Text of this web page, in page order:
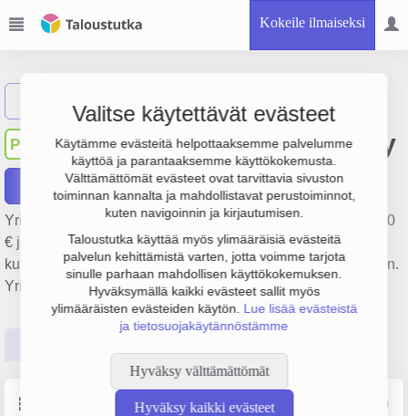
Kokeile ilmaiseksi
Valitse käytettävät evästeet
Käytämme evästeitä helpottaaksemme palvelumme
käyttöä ja parantaaksemme käyttökokemusta.
Välttämättömät evästeet ovat tarvittavia sivuston
toiminnan kannalta ja mahdollistavat perustoiminnot,
kuten navigoinnin ja kirjautumisen.
Taloustutka käyttää myös ylimääräisiä evästeitä
palvelun kehittämistä varten, jotta voimme tarjota
sinulle parhaan mahdollisen käyttökokemuksen.
Hyväksymällä kaikki evästeet sallit myös
ylimääräisten evästeiden käytön. Lue lisää evästeistä
ja tietosuojakäytännöstämme
Hyväksy välttämättömät
Hyväksy kaikki evästeet
PS Punkalaitumen Sanomat Oy
Raportit
Yrityksen Punkalaitumen Sanomat Oy liikevaihto on 329 000
€ ja tulos 4 000 €. Sen päätoimiala on Sanomalehtien
kustantaminen, perustamisvuosi 1978 ja sijainti Punkalaidun.
Yrityksen yhtiömuoto Osakeyhtiö (OY).
Lähde: YTJ, PRH, Traficom